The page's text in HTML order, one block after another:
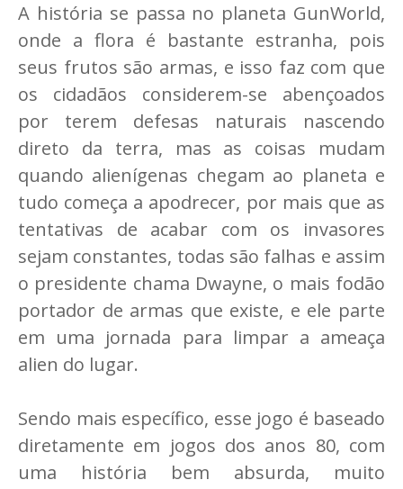
A história se passa no planeta GunWorld,
onde a flora é bastante estranha, pois
seus frutos são armas, e isso faz com que
os cidadãos considerem-se abençoados
por terem defesas naturais nascendo
direto da terra, mas as coisas mudam
quando alienígenas chegam ao planeta e
tudo começa a apodrecer, por mais que as
tentativas de acabar com os invasores
sejam constantes, todas são falhas e assim
o presidente chama Dwayne, o mais fodão
portador de armas que existe, e ele parte
em uma jornada para limpar a ameaça
alien do lugar.
Sendo mais específico, esse jogo é baseado
diretamente em jogos dos anos 80, com
uma história bem absurda, muito